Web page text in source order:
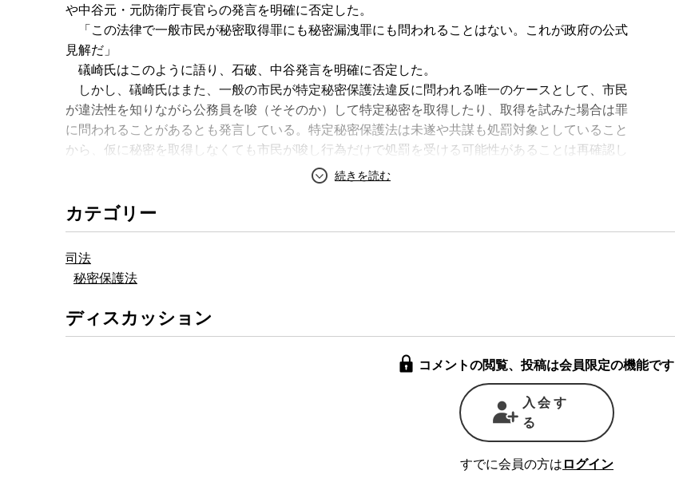
や中谷元・元防衛庁長官らの発言を明確に否定した。
「この法律で一般市民が秘密取得罪にも秘密漏洩罪にも問われることはない。これが政府の公式
見解だ」
礒崎氏はこのように語り、石破、中谷発言を明確に否定した。
しかし、礒崎氏はまた、一般の市民が特定秘密保護法違反に問われる唯一のケースとして、市民
が違法性を知りながら公務員を唆（そそのか）して特定秘密を取得したり、取得を試みた場合は罪
に問われることがあるとも発言している。特定秘密保護法は未遂や共謀も処罰対象としていること
から、仮に秘密を取得しなくても市民が唆し行為だけで処罰を受ける可能性があることは再確認し
それを報じれば罪に問われる可能性があると相次いで発言し、国民の知る権利は侵害しないとして
いた特定秘密保護法の解釈に疑問符がつけられていた。
礒崎氏が報道目的かそうでないかを問わず、市民が特定秘密を公表することで罪に問われること
はないと明言したことで、石破、中谷発言で表面化した疑問点の一つは解消した形となった。
ど裁量の余地が大きいため、濫用の懸念が払拭されたとは言えない。
また、同じ講演で礒崎氏は、政府の違法行為を暴く目的で特定秘密を暴露した場合も罪に問われ
「検察が適切に判断するだろう」と述べるにとどめるなど、依然として同法の本質的な疑問点は残
先週の石破・中谷発言で明らかになった同法の立法趣旨と、この日の礒崎会見で改めて見えてき
た同法の本質的な問題点について、ジャーナリストの神保哲生と社会学者の宮台真司が議論した。
カテゴリー
司法
秘密保護法
ディスカッション
コメントの閲覧、投稿は会員限定の機能です
入会す
る
すでに会員の方は ログイン